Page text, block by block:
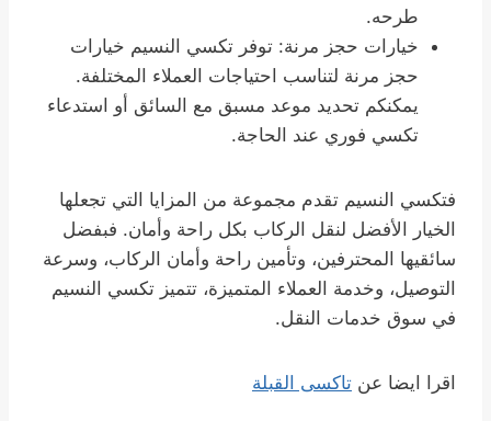
طرحه.
خيارات حجز مرنة: توفر تكسي النسيم خيارات
حجز مرنة لتناسب احتياجات العملاء المختلفة.
يمكنكم تحديد موعد مسبق مع السائق أو استدعاء
تكسي فوري عند الحاجة.
فتكسي النسيم تقدم مجموعة من المزايا التي تجعلها
الخيار الأفضل لنقل الركاب بكل راحة وأمان. فبفضل
سائقيها المحترفين، وتأمين راحة وأمان الركاب، وسرعة
التوصيل، وخدمة العملاء المتميزة، تتميز تكسي النسيم
في سوق خدمات النقل.
اقرا ايضا عن تاكسى القبلة